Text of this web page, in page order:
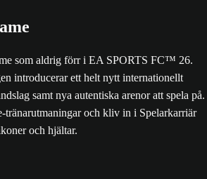
som aldrig förr i EA SPORTS FC™ 26.
introducerar ett helt nytt internationellt
samt nya autentiska arenor att spela på.
tränarutmaningar och kliv in i Spelarkarriär
och hjältar.